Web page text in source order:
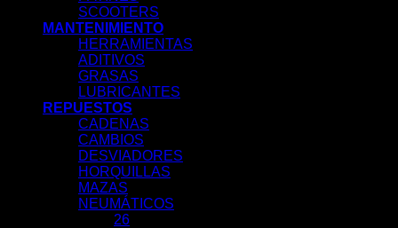
SCOOTERS
MANTENIMIENTO
HERRAMIENTAS
ADITIVOS
GRASAS
LUBRICANTES
REPUESTOS
CADENAS
CAMBIOS
DESVIADORES
HORQUILLAS
MAZAS
NEUMÁTICOS
26